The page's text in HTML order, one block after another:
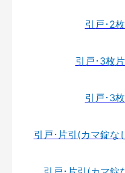
引戸･2
引戸･3枚
引戸･3
引戸･片引(カマ錠な